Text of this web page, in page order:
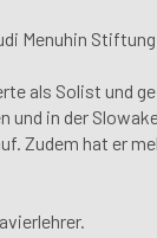
Menuhin
als Solist und
und in der
Zudem hat er